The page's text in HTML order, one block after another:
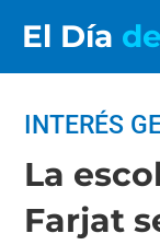
El Día
INTERÉS
La
Farjat